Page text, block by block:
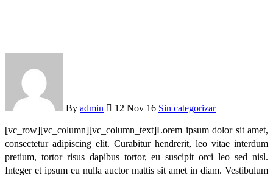
By admin 12 Nov 16 Sin categorizar
[vc_row][vc_column][vc_column_text]Lorem ipsum dolor sit amet,
consectetur adipiscing elit. Curabitur hendrerit, leo vitae interdum
pretium, tortor risus dapibus tortor, eu suscipit orci leo sed nisl.
Integer et ipsum eu nulla auctor mattis sit amet in diam. Vestibulum